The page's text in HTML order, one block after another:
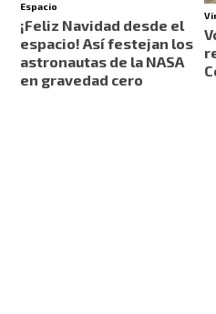
Espacio
¡Feliz Navidad desde el
espacio! Así festejan los
astronautas de la NASA
en gravedad cero